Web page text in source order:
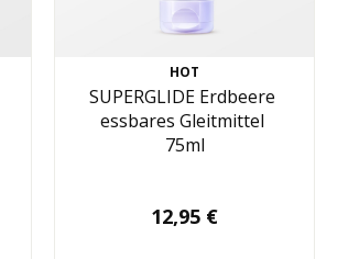
HOT
SUPERGLIDE Erdbeere
essbares Gleitmittel
75ml
12,95 €